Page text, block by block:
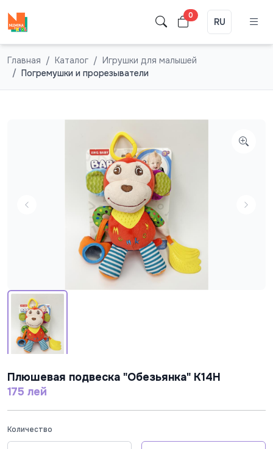
0
RU
Главная Каталог
Игрушки для малышей
Погремушки и прорезыватели
Плюшевая подвеска "Oбезьянка" K14H
175 лей
Количество